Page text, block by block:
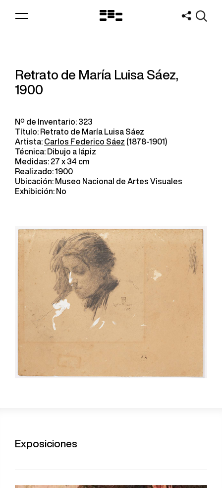
Logo
Retrato de María Luisa Sáez,
1900
Nº de Inventario: 323
Título: Retrato de María Luisa Sáez
Artista: Carlos Federico Sáez (1878-1901)
Técnica: Dibujo a lápiz
Medidas: 27 x 34 cm
Realizado: 1900
Ubicación: Museo Nacional de Artes Visuales
Exhibición: No
Exposiciones